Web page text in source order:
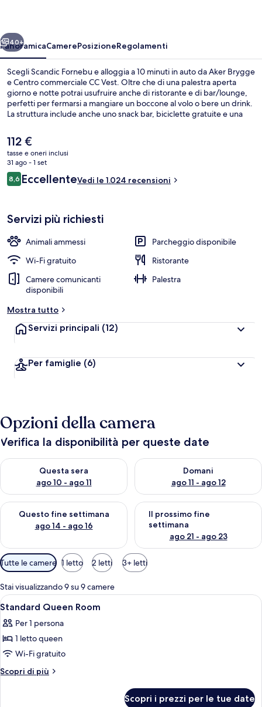
Avanti
40+
PanoramicaCamerePosizioneRegolamenti
Scegli Scandic Fornebu e alloggia a 10 minuti in auto da Aker Brygge
e Centro commerciale CC Vest. Oltre che di una palestra aperta
giorno e notte potrai usufruire anche di ristorante e di bar/lounge,
perfetti per fermarsi a mangiare un boccone al volo o bere un drink.
La struttura include anche uno snack bar, biciclette gratuite e una
Il
prezzo
attuale
è
112 €
112 €
tasse e oneri inclusi
31 ago - 1 set
Recensioni
8,68,6 su 10
EccellenteVedi le 1.024 recensioni
Servizi più richiesti
Animali ammessi
Parcheggio disponibile
Wi-Fi gratuito
Ristorante
Camere comunicanti
disponibili
Palestra
Mostra tutto
Servizi principali (12)
Per famiglie (6)
Opzioni della camera
Verifica la disponibilità per queste date
Questa sera
ago 10 - ago 11
Verifica la disponibilità per questa sera, ago 10 - ago 11
Domani
ago 11 - ago 12
Verifica la disponibilità per
Questo fine settimana
ago 14 - ago 16
Verifica la disponibilità per questo fine settimana, ago 14 -
Il prossimo fine
settimana
ago 21 - ago 23
Verifica la disponibilità per il
Filtri
disponibili
per
le
camere
Tutte le camere 1 letto 2 letti 3+ letti
Stai visualizzando 9 su 9 camere
Apri
tutte
le
foto
per
Standard
Una camera d'albergo con un letto,
5
Standard Queen Room
Per 1 persona
1 letto queen
Wi-Fi gratuito
Scopri di più
Altri
Scopri i prezzi per le tue date